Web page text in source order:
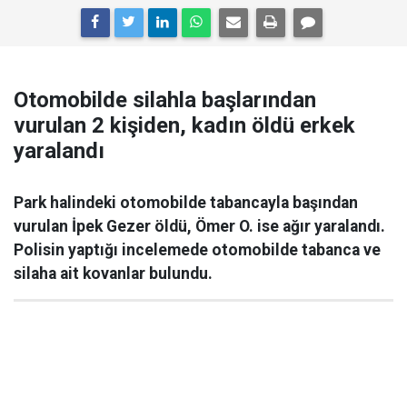
Otomobilde silahla başlarından
vurulan 2 kişiden, kadın öldü erkek
yaralandı
Park halindeki otomobilde tabancayla başından
vurulan İpek Gezer öldü, Ömer O. ise ağır yaralandı.
Polisin yaptığı incelemede otomobilde tabanca ve
silaha ait kovanlar bulundu.